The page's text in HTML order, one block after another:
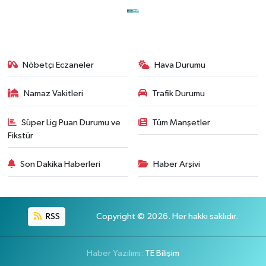
Nöbetçi Eczaneler Hava Durumu
Namaz Vakitleri Trafik Durumu
Süper Lig Puan Durumu ve
Fikstür
Tüm Manşetler
Son Dakika Haberleri Haber Arşivi
RSS Copyright © 2026. Her hakkı saklıdır.
Haber Yazılımı: TE Bilişim